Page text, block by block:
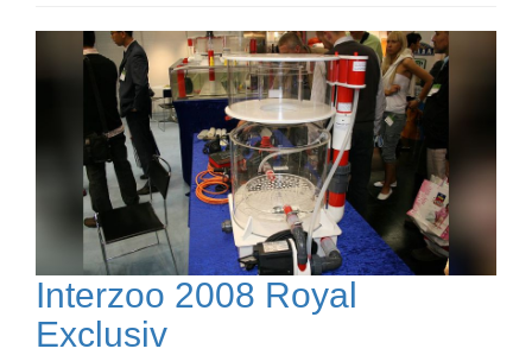
Interzoo 2008 Royal
Exclusiv